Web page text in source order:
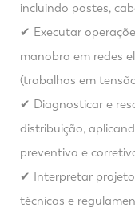
incluindo postes,
✔ Executar
manobra em redes
(trabalhos em
✔ Diagnosticar e
distribuição,
preventiva e
✔ Interpretar
técnicas e